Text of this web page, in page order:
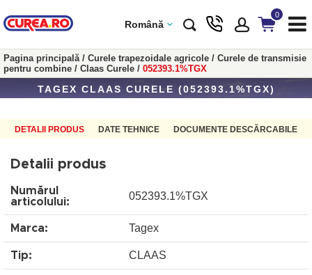
Română
0
Pagina principală/ Curele trapezoidale agricole / Curele de transmisie
pentru combine / Claas Curele / 052393.1%TGX
TAGEX CLAAS CURELE (052393.1%TGX)
DETALII PRODUS DATE TEHNICE DOCUMENTE DESCĂRCABILE
Detalii produs
Numărul
articolului:
052393.1%TGX
Marca: Tagex
Tip: CLAAS